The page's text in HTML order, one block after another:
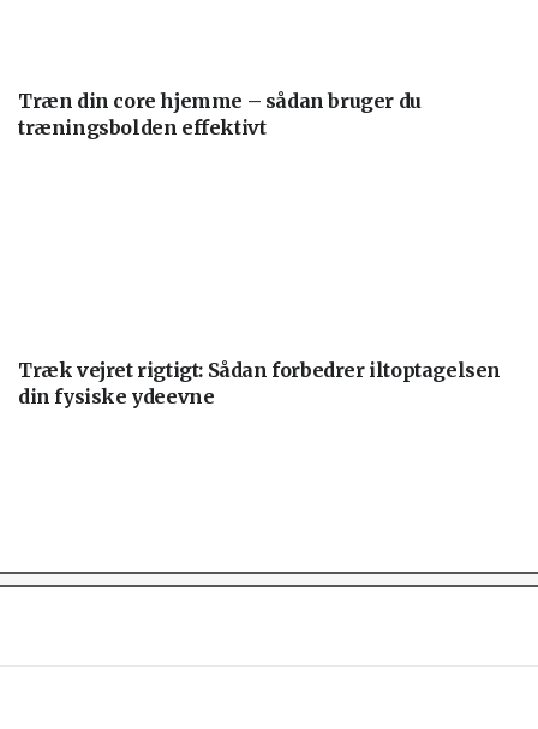
Træn din core hjemme – sådan bruger du
træningsbolden effektivt
Træk vejret rigtigt: Sådan forbedrer iltoptagelsen
din fysiske ydeevne